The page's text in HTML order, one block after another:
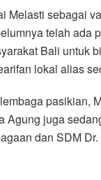
Melasti sebagai
telah ada
Bali untuk
lokal alias
pasikian,
juga
dan SDM